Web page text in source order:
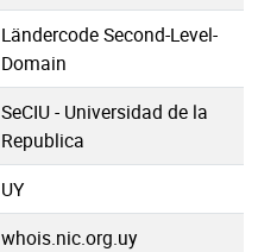
Ländercode Second-Level-
Domain
SeCIU - Universidad de la
Republica
UY
whois.nic.org.uy